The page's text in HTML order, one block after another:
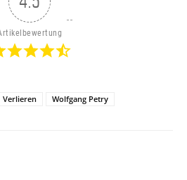
Verlieren Wolfgang Petry